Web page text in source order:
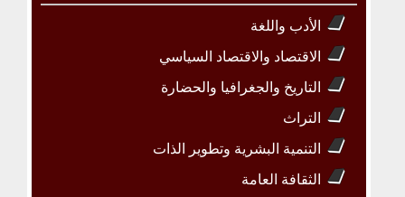
الأدب واللغة
الاقتصاد والاقتصاد السياسي
التاريخ والجغرافيا والحضارة
التراث
التنمية البشرية وتطوير الذات
الثقافة العامة